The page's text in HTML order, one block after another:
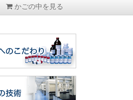
かごの中を見る